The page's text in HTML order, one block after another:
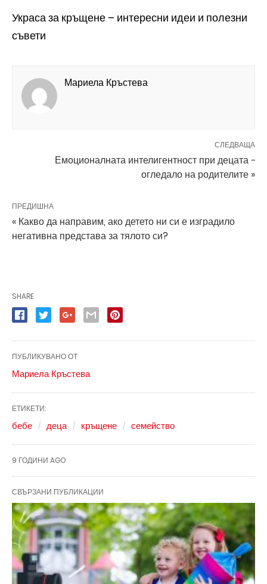
Украса за кръщене – интересни идеи и полезни
съвети
Мариела Кръстева
СЛЕДВАЩА
Емоционалната интелигентност при децата −
огледало на родителите »
ПРЕДИШНА
« Какво да направим, ако детето ни си е изградило
негативна представа за тялото си?
SHARE
ПУБЛИКУВАНО ОТ
Мариела Кръстева
ЕТИКЕТИ:
бебе деца кръщене семейство
9 ГОДИНИ AGO
СВЪРЗАНИ ПУБЛИКАЦИИ